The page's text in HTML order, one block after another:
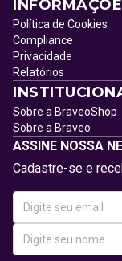
Política de Cookies
Compliance
Privacidade
Relatórios
Sobre a BraveoShop
Sobre a Braveo
ASSINE NOSSA
Cadastre-se e